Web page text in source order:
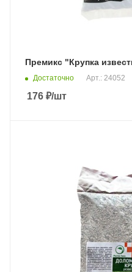
Премикс "Крупка
Достаточно Арт.: 24052
176 ₽/шт